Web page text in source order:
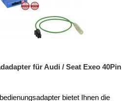
für Audi / Seat Exeo 40Pin
bietet Ihnen die